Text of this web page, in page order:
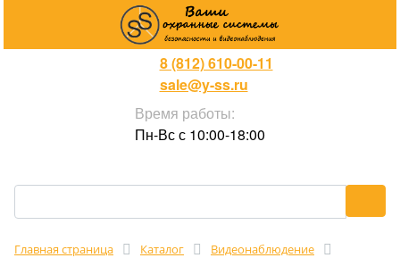
8 (812) 610-00-11
sale@y-ss.ru
Время работы:
Пн-Вс с 10:00-18:00
Главная страница Каталог
Видеонаблюдение